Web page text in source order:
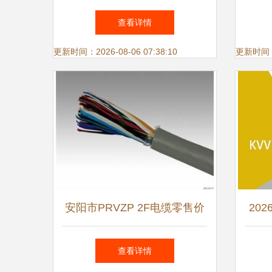
从技术到购物的智慧之选
查看详情
更新时间：2026-08-06 07:38:10 更新时
安阳市PRVZP 2F电缆零售价
解析与电线电缆技术开发现状
查看详情